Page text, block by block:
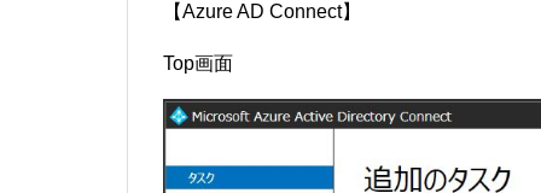
【Azure AD Connect】
Top画面